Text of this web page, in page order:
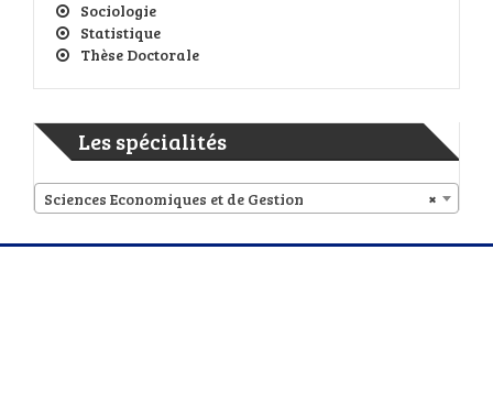
Sociologie
Statistique
Thèse Doctorale
Les spécialités
×
Sciences Economiques et de Gestion